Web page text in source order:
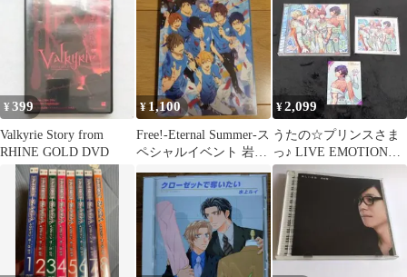
¥399
Valkyrie Story from
RHINE GOLD DVD
¥ 1,100
Free!-Eternal Summer-ス
ペシャルイベント 岩
鳶・鮫柄 合同…
¥2,099
うたの☆プリンスさま
っ♪ LIVE EMOTION
2nd Anniversa…